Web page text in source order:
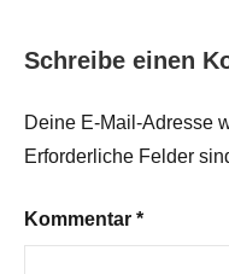
Schreibe einen
Deine E-Mail-Adresse
Erforderliche Felder
Kommentar *